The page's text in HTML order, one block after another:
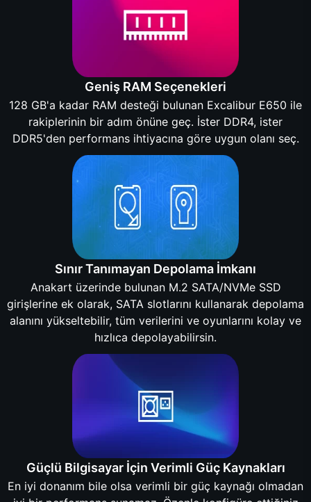
Geniş RAM Seçenekleri
128 GB'a kadar RAM desteği bulunan Excalibur E650 ile
rakiplerinin bir adım önüne geç. İster DDR4, ister
DDR5'den performans ihtiyacına göre uygun olanı seç.
Sınır Tanımayan Depolama İmkanı
Anakart üzerinde bulunan M.2 SATA/NVMe SSD
girişlerine ek olarak, SATA slotlarını kullanarak depolama
alanını yükseltebilir, tüm verilerini ve oyunlarını kolay ve
hızlıca depolayabilirsin.
Güçlü Bilgisayar İçin Verimli Güç Kaynakları
En iyi donanım bile olsa verimli bir güç kaynağı olmadan